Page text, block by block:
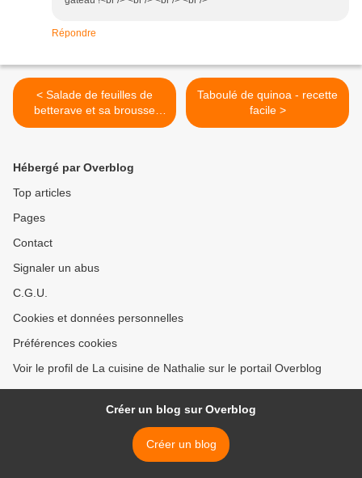
Répondre
< Salade de feuilles de
betterave et sa brousse
citronnée - recette facile
Taboulé de quinoa - recette
facile >
Hébergé par Overblog
Top articles
Pages
Contact
Signaler un abus
C.G.U.
Cookies et données personnelles
Préférences cookies
Voir le profil de La cuisine de Nathalie sur le portail Overblog
Créer un blog sur Overblog
Créer un blog